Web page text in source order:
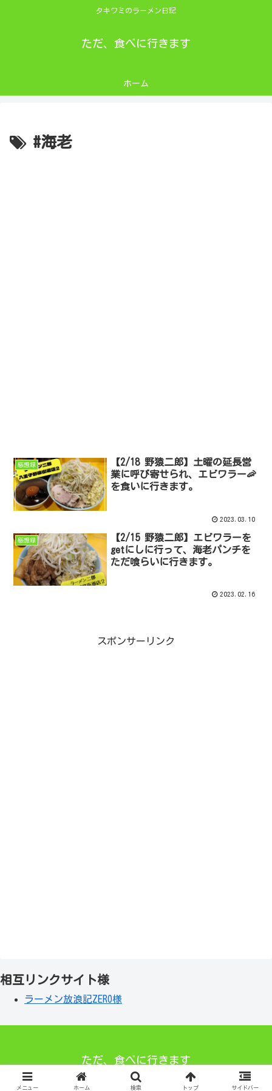
タキワミのラーメン日記
ただ、食べに行きます
ホーム
#海老
感想録
【2/18 野猿二郎】土曜の延長営
業に呼び寄せられ、エビワラー🦐
を食いに行きます。
2023.03.10
感想録
【2/15 野猿二郎】エビワラーを
getにしに行って、海老パンチを
ただ喰らいに行きます。
2023.02.16
スポンサーリンク
相互リンクサイト様
ラーメン放浪記ZERO様
ただ、食べに行きます
© 2021 ただ、食べに行きます.
メニュー ホーム 検索 トップ サイドバー